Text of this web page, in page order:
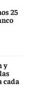
25
y
cada